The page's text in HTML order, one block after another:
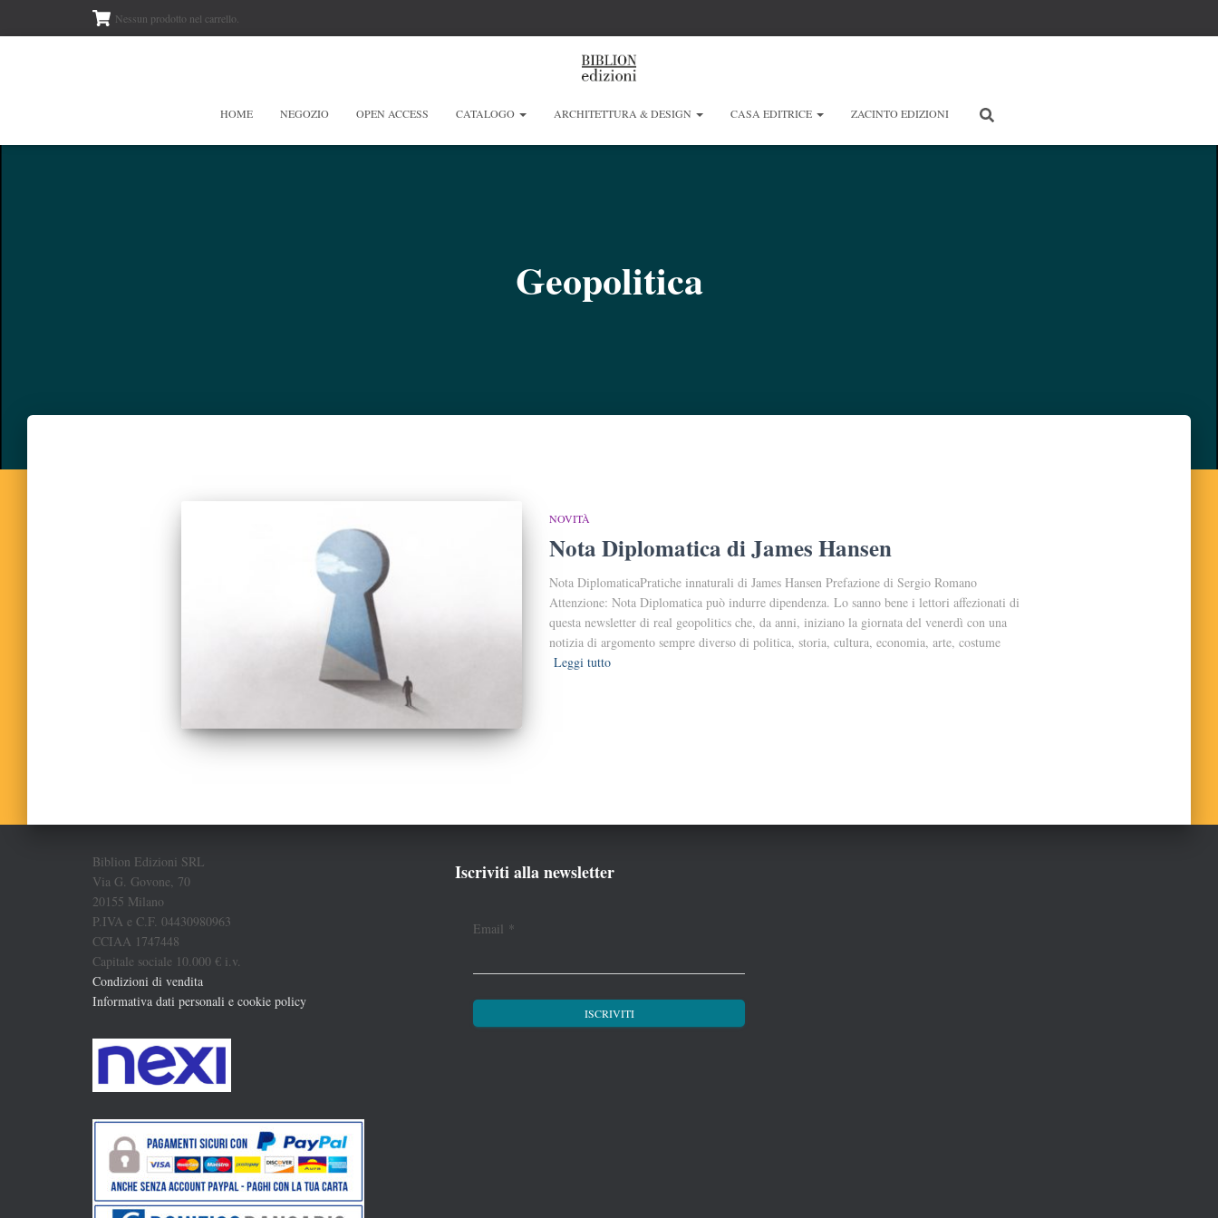
Nessun prodotto nel carrello.
HOME NEGOZIO OPEN ACCESS CATALOGO ARCHITETTURA & DESIGN CASA EDITRICE ZACINTO EDIZIONI
Geopolitica
NOVITÀ
Nota Diplomatica di James Hansen
Nota DiplomaticaPratiche innaturali di James Hansen Prefazione di Sergio Romano
Attenzione: Nota Diplomatica può indurre dipendenza. Lo sanno bene i lettori affezionati di
questa newsletter di real geopolitics che, da anni, iniziano la giornata del venerdì con una
notizia di argomento sempre diverso di politica, storia, cultura, economia, arte, costume
Leggi tutto
Biblion Edizioni SRL
Via G. Govone, 70
20155 Milano
P.IVA e C.F. 04430980963
CCIAA 1747448
Capitale sociale 10.000 € i.v.
Condizioni di vendita
Informativa dati personali e cookie policy
Iscriviti alla newsletter
Email *